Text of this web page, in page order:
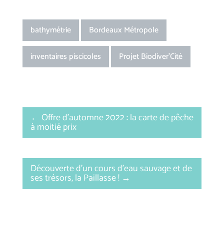
bathymétrie
Bordeaux Métropole
inventaires piscicoles
Projet Biodiver'Cité
← Offre d’automne 2022 : la carte de pêche
à moitié prix
Découverte d’un cours d’eau sauvage et de
ses trésors, la Paillasse !→